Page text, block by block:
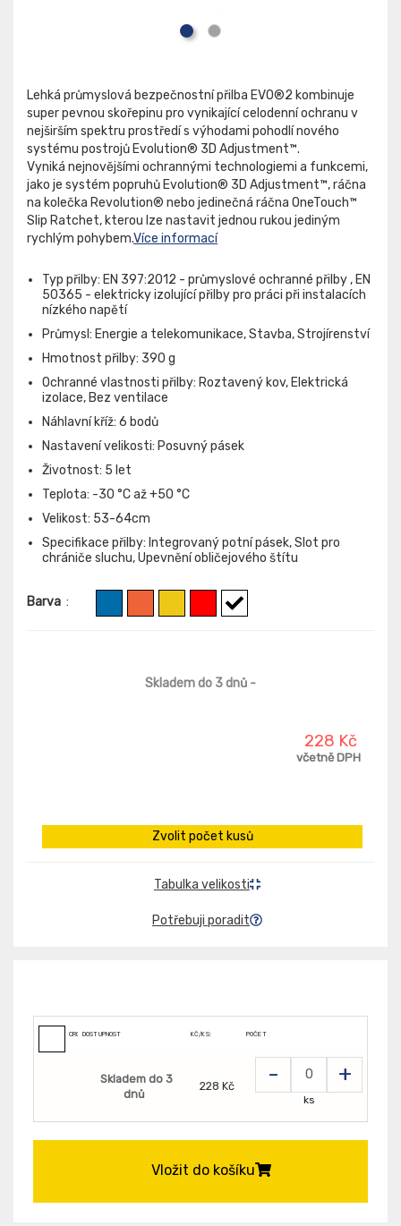
Lehká průmyslová bezpečnostní přilba EVO®2 kombinuje
super pevnou skořepinu pro vynikající celodenní ochranu v
nejširším spektru prostředí s výhodami pohodlí nového
systému postrojů Evolution® 3D Adjustment™.
Vyniká nejnovějšími ochrannými technologiemi a funkcemi,
jako je systém popruhů Evolution® 3D Adjustment™, ráčna
na kolečka Revolution® nebo jedinečná ráčna OneTouch™
Slip Ratchet, kterou lze nastavit jednou rukou jediným
rychlým pohybem.Více informací
Typ přilby: EN 397:2012 - průmyslové ochranné přilby , EN
50365 - elektricky izolující přilby pro práci při instalacích
nízkého napětí
Průmysl: Energie a telekomunikace, Stavba, Strojírenství
Hmotnost přilby: 390 g
Ochranné vlastnosti přilby: Roztavený kov, Elektrická
izolace, Bez ventilace
Náhlavní kříž: 6 bodů
Nastavení velikosti: Posuvný pásek
Životnost: 5 let
Teplota: -30 °C až +50 °C
Velikost: 53-64cm
Specifikace přilby: Integrovaný potní pásek, Slot pro
chrániče sluchu, Upevnění obličejového štítu
Barva :
Skladem do 3 dnů -
228 Kč
včetně DPH
Zvolit počet kusů
Tabulka velikosti
Potřebuji poradit
CR0601006380999
DOSTUPNOST KČ/KS: POČET
Skladem do 3
dnů
228 Kč - +
ks
Vložit do košíku